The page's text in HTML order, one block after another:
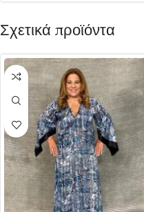
Σχετικά προϊόντα